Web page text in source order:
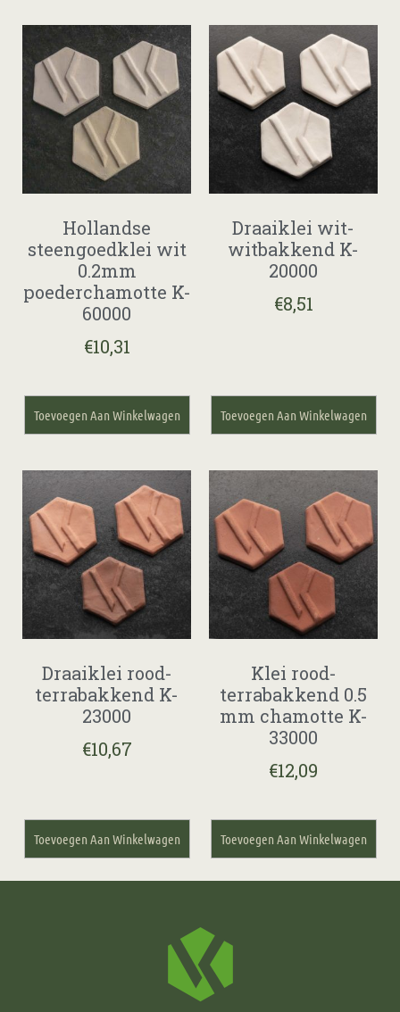
Hollandse
steengoedklei wit
0.2mm
poederchamotte K-
60000
€10,31
Toevoegen Aan Winkelwagen
Draaiklei wit-
witbakkend K-
20000
€8,51
Toevoegen Aan Winkelwagen
Draaiklei rood-
terrabakkend K-
23000
€10,67
Toevoegen Aan Winkelwagen
Klei rood-
terrabakkend 0.5
mm chamotte K-
33000
€12,09
Toevoegen Aan Winkelwagen